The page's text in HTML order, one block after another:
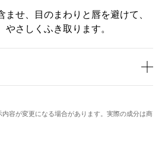
容が変更になる場合があります。実際の成分は商
ませ、目のまわりと唇を避けて、
やさしくふき取ります。